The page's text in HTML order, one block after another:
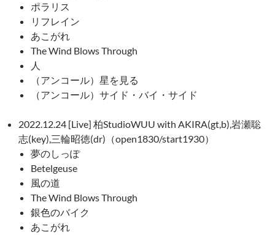
ポラリス
リフレイン
あこがれ
The Wind Blows Through
人
（アンコール）星を見る
（アンコール）サイド・バイ・サイド
2022.12.24 [Live] 柏StudioWUU with AKIRA(gt,b),岩瀬聡
志(key),三輪昭徳(dr)（open1830/start1930）
夢のしっぽ
Betelgeuse
風の道
The Wind Blows Through
銀色のバイク
あこがれ